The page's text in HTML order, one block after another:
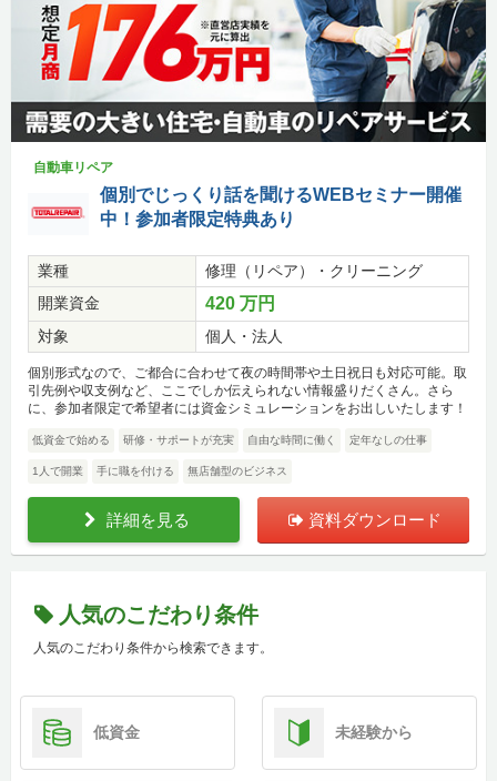
自動車リペア
個別でじっくり話を聞けるWEBセミナー開催
中！参加者限定特典あり
業種
修理（リペア）・クリーニング
開業資金
420 万円
対象 個人・法人
個別形式なので、ご都合に合わせて夜の時間帯や土日祝日も対応可能。取
引先例や収支例など、ここでしか伝えられない情報盛りだくさん。さら
に、参加者限定で希望者には資金シミュレーションをお出しいたします！
低資金で始める 研修・サポートが充実 自由な時間に働く 定年なしの仕事
1人で開業 手に職を付ける 無店舗型のビジネス
詳細を見る 資料ダウンロード
人気のこだわり条件
人気のこだわり条件から検索できます。
低資金 未経験から